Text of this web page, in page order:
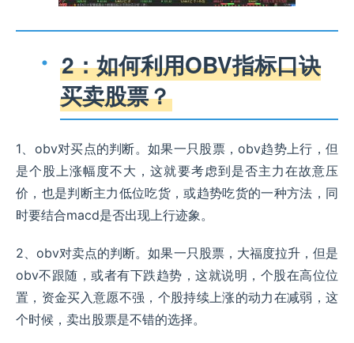
2：如何利用OBV指标口诀
买卖股票？
1、obv对买点的判断。如果一只股票，obv趋势上行，但
是个股上涨幅度不大，这就要考虑到是否主力在故意压
价，也是判断主力低位吃货，或趋势吃货的一种方法，同
时要结合macd是否出现上行迹象。
2、obv对卖点的判断。如果一只股票，大福度拉升，但是
obv不跟随，或者有下跌趋势，这就说明，个股在高位位
置，资金买入意愿不强，个股持续上涨的动力在减弱，这
个时候，卖出股票是不错的选择。